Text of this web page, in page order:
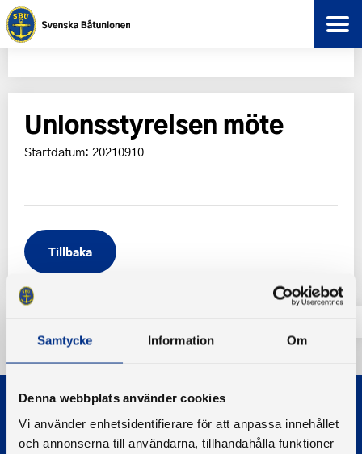
Samtycke Information Om
Denna webbplats använder cookies
Vi använder enhetsidentifierare för att anpassa innehållet
och annonserna till användarna, tillhandahålla funktioner
Unionsstyrelsen möte
Startdatum: 20210910
Tillbaka